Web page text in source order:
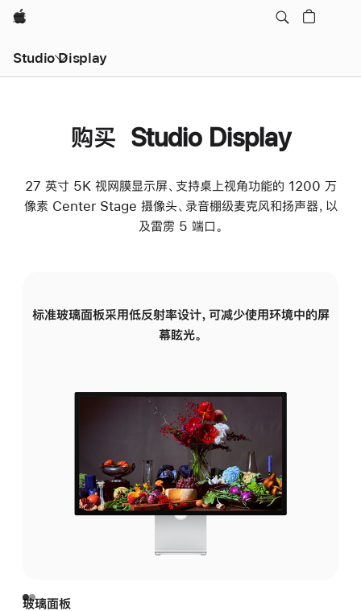
Apple
Studio Display
购买 Studio Display
27 英寸 5K 视网膜显示屏、支持桌上视角功能的 1200 万
像素 Center Stage 摄像头、录音棚级麦克风和扬声器，以
及雷雳 5 端口。
标准玻璃面板采用低反射率设计，可减少使用环境中的屏
幕眩光。
玻璃面板